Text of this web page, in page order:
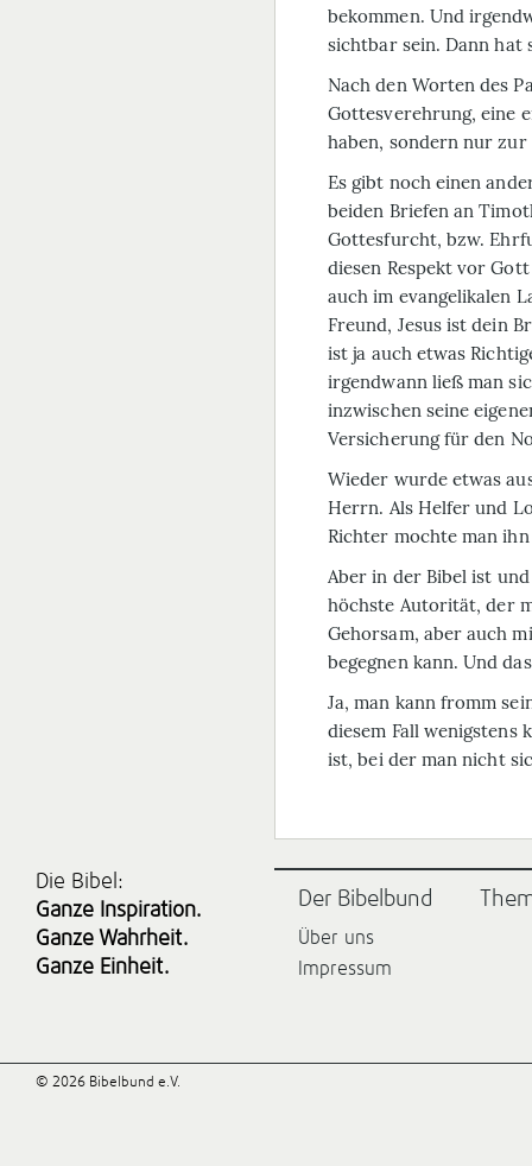
bekommen. Und
sichtbar sein. Dann hat
Nach den Worten des
Gottesverehrung, eine
haben, sondern nur zur
Es gibt noch einen
beiden Briefen an
Gottesfurcht, bzw.
diesen Respekt vor
auch im evangelikalen
Freund, Jesus ist dein
ist ja auch etwas
irgendwann ließ man
inzwischen seine
Versicherung für den
Wieder wurde etwas
Herrn. Als Helfer und
Richter mochte man
Aber in der Bibel ist
höchste Autorität, der
Gehorsam, aber auch
begegnen kann. Und
Ja, man kann fromm
diesem Fall wenigstens
ist, bei der man nicht
Die Bibel:
Ganze Inspiration.
Ganze Wahrheit.
Ganze Einheit.
Der Bibelbund
Über uns
Impressum
© 2026 Bibelbund e.V.